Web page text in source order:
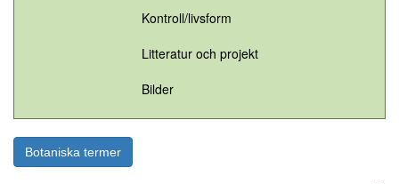
Kontroll/livsform
Litteratur och projekt
Bilder
Botaniska termer